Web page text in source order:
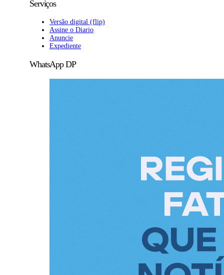
Serviços
Versão digital (flip)
Assine o Diario
Anuncie
Expediente
WhatsApp DP